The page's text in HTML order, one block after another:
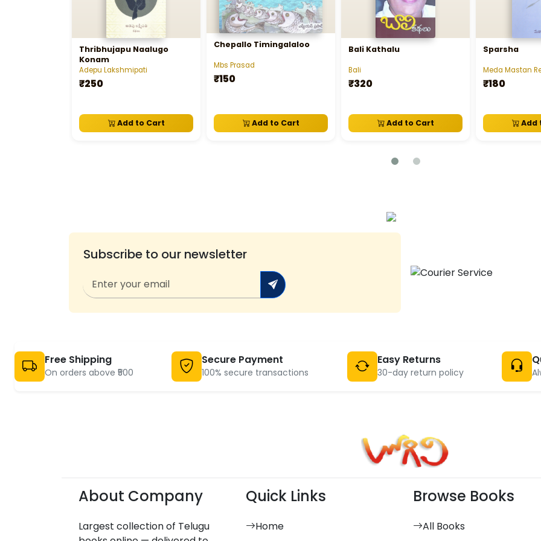
Thribhujapu Naalugo
Konam
Adepu Lakshmipati
₹250
Add to Cart
Chepallo Timingalaloo
Mbs Prasad
₹150
Add to Cart
Bali Kathalu
Bali
₹320
Add to Cart
Sparsha
Meda Mastan
₹180
Add
Subscribe to our newsletter
Free Shipping
On orders above ₹500
Secure Payment
100% secure transactions
Easy Returns
30-day return policy
About Company
Largest collection of Telugu
Quick Links
Home
Browse Books
All Books